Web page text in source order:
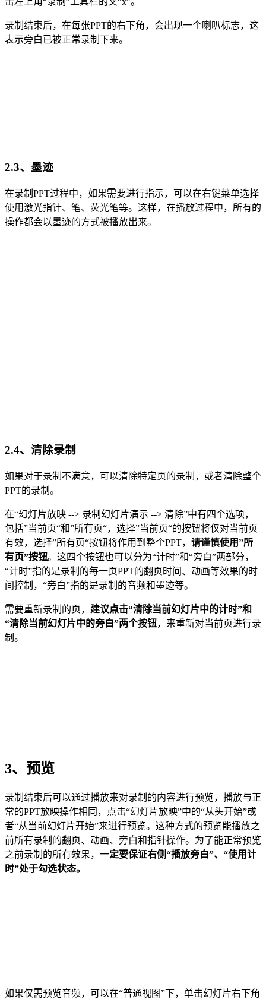
录制结束后，在每张PPT的右下角，会出现一个喇叭标志，这
表示旁白已被正常录制下来。
2.3、墨迹
在录制PPT过程中，如果需要进行指示，可以在右键菜单选择
使用激光指针、笔、荧光笔等。这样，在播放过程中，所有的
操作都会以墨迹的方式被播放出来。
2.4、清除录制
如果对于录制不满意，可以清除特定页的录制，或者清除整个
PPT的录制。
在“幻灯片放映 --> 录制幻灯片演示 --> 清除”中有四个选项，
包括”当前页“和”所有页“，选择”当前页“的按钮将仅对当前页
有效，选择”所有页“按钮将作用到整个PPT， 请谨慎使用”所
有页”按钮。这四个按钮也可以分为“计时”和“旁白”两部分，
“计时”指的是录制的每一页PPT的翻页时间、动画等效果的时
间控制，“旁白”指的是录制的音频和墨迹等。
需要重新录制的页， 建议点击“清除当前幻灯片中的计时”和
“清除当前幻灯片中的旁白”两个按钮，来重新对当前页进行录
制。
3、预览
录制结束后可以通过播放来对录制的内容进行预览，播放与正
常的PPT放映操作相同，点击“幻灯片放映”中的“从头开始”或
者“从当前幻灯片开始”来进行预览。这种方式的预览能播放之
前所有录制的翻页、动画、旁白和指针操作。为了能正常预览
之前录制的所有效果， 一定要保证右侧“播放旁白”、“使用计
时”处于勾选状态。
如果仅需预览音频，可以在“普通视图”下，单击幻灯片右下角